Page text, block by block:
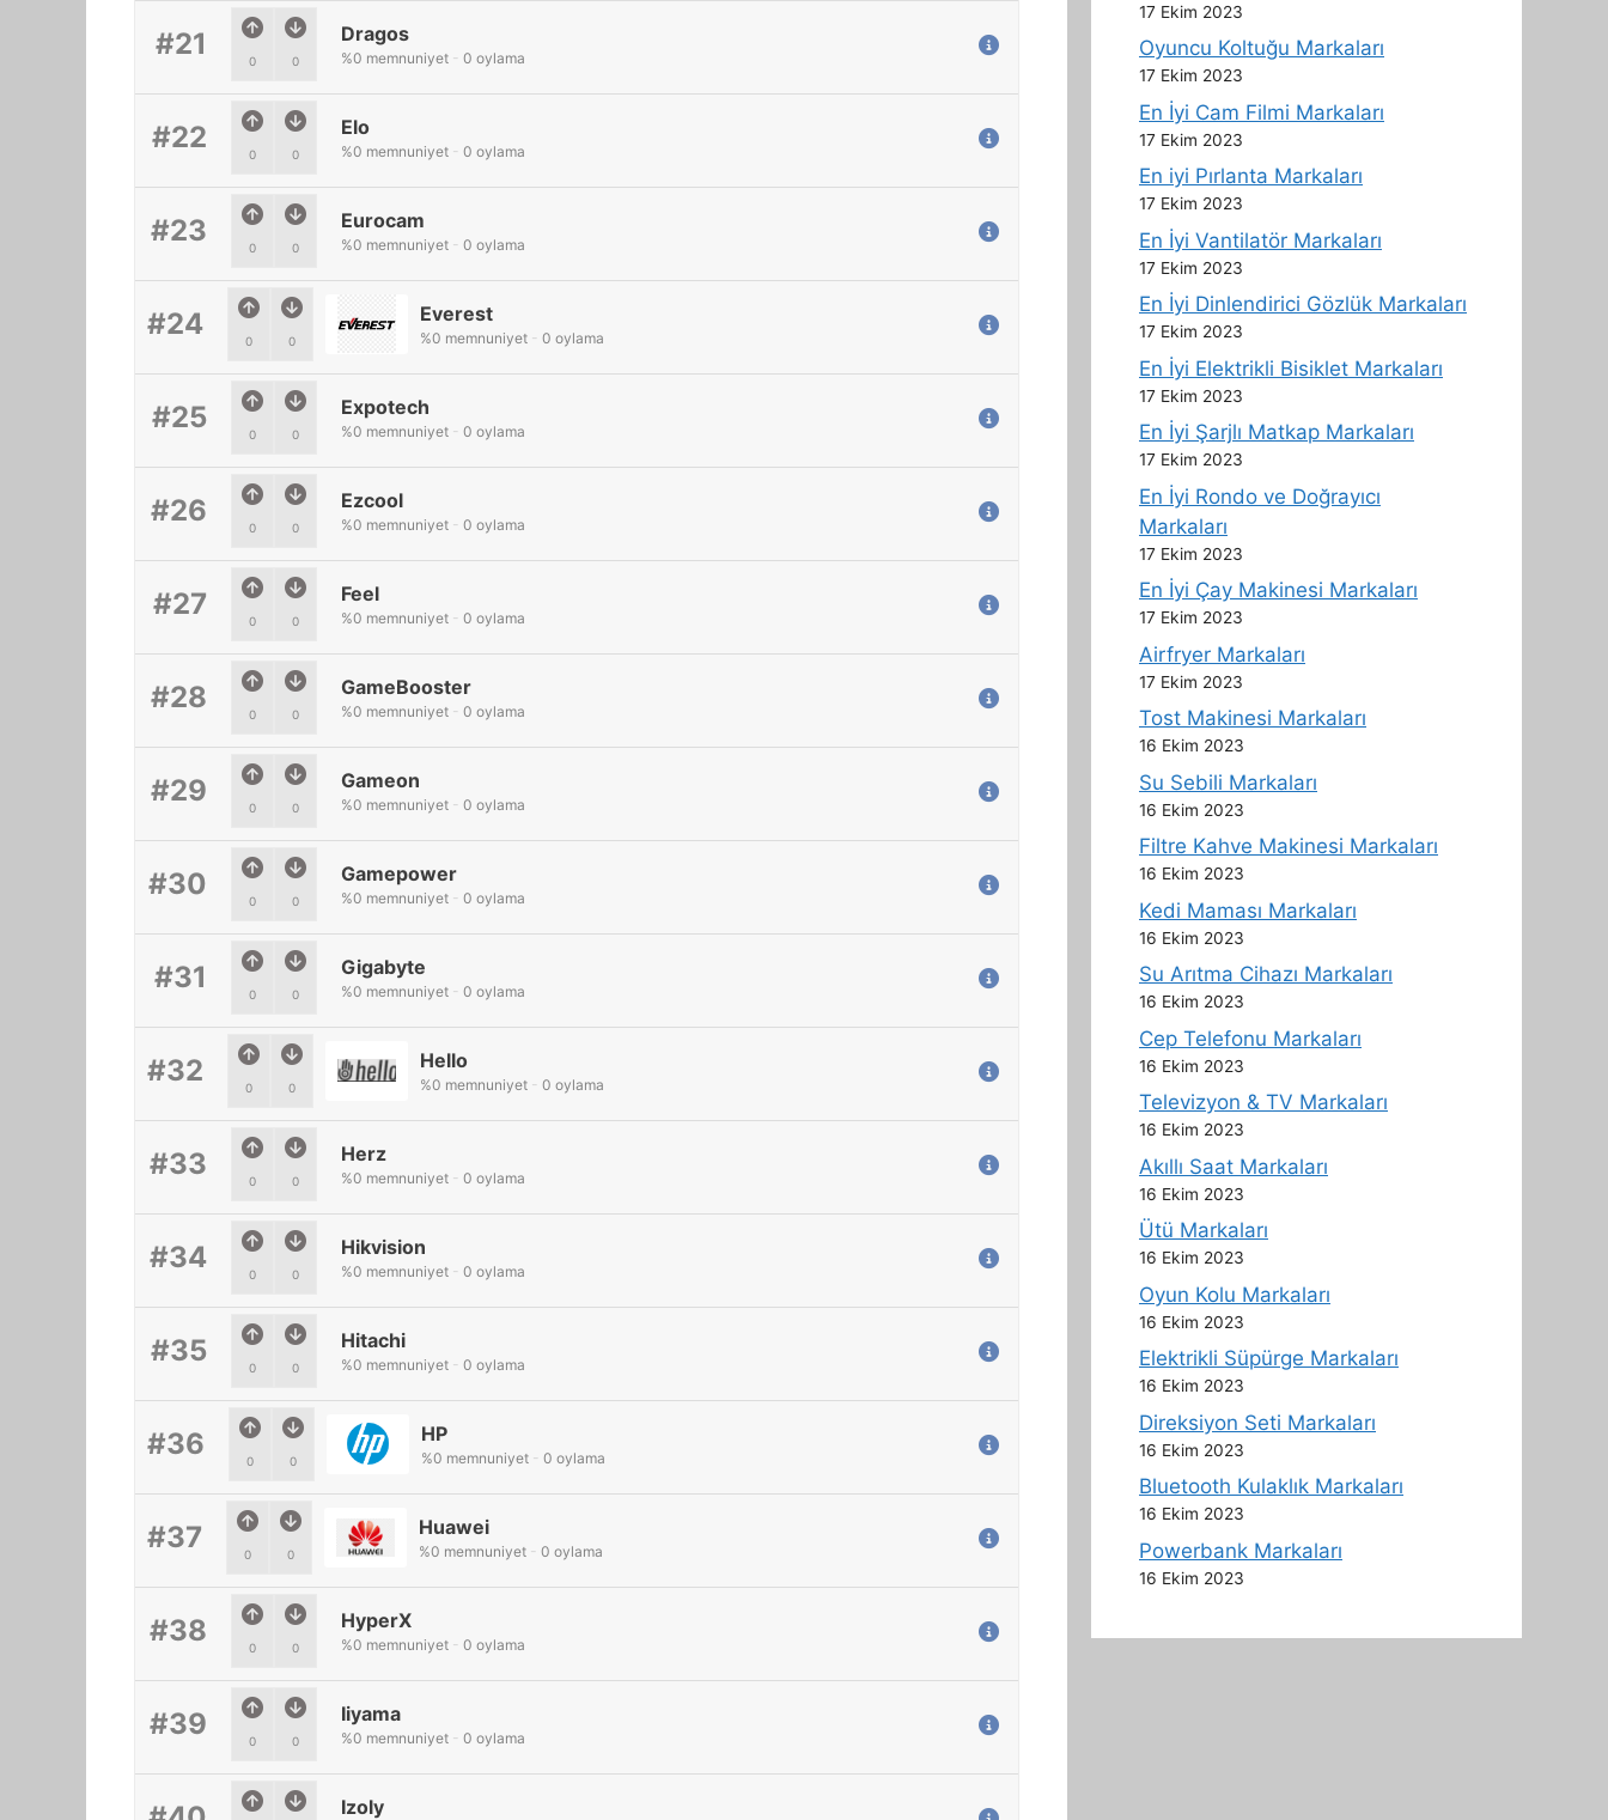
#21 0 0
Dragos
%0 memnuniyet - 0 oylama
#22 0 0
Elo
%0 memnuniyet - 0 oylama
#23 0 0
Eurocam
%0 memnuniyet - 0 oylama
#24 0 0
Everest
%0 memnuniyet - 0 oylama
#25 0 0
Expotech
%0 memnuniyet - 0 oylama
#26 0 0
Ezcool
%0 memnuniyet - 0 oylama
#27 0 0
Feel
%0 memnuniyet - 0 oylama
#28 0 0
GameBooster
%0 memnuniyet - 0 oylama
#29 0 0
Gameon
%0 memnuniyet - 0 oylama
#30 0 0
Gamepower
%0 memnuniyet - 0 oylama
#31 0 0
Gigabyte
%0 memnuniyet - 0 oylama
#32 0 0
Hello
%0 memnuniyet - 0 oylama
#33 0 0
Herz
%0 memnuniyet - 0 oylama
#34 0 0
Hikvision
%0 memnuniyet - 0 oylama
#35 0 0
Hitachi
%0 memnuniyet - 0 oylama
#36 0 0
HP
%0 memnuniyet - 0 oylama
#37 0 0
Huawei
%0 memnuniyet - 0 oylama
#38 0 0
HyperX
%0 memnuniyet - 0 oylama
#39 0 0
Iiyama
%0 memnuniyet - 0 oylama
Izoly
17 Ekim 2023
Oyuncu Koltuğu Markaları
17 Ekim 2023
En İyi Cam Filmi Markaları
17 Ekim 2023
En iyi Pırlanta Markaları
17 Ekim 2023
En İyi Vantilatör Markaları
17 Ekim 2023
En İyi Dinlendirici Gözlük Markaları
17 Ekim 2023
En İyi Elektrikli Bisiklet Markaları
17 Ekim 2023
En İyi Şarjlı Matkap Markaları
17 Ekim 2023
En İyi Rondo ve Doğrayıcı
Markaları
17 Ekim 2023
En İyi Çay Makinesi Markaları
17 Ekim 2023
Airfryer Markaları
17 Ekim 2023
Tost Makinesi Markaları
16 Ekim 2023
Su Sebili Markaları
16 Ekim 2023
Filtre Kahve Makinesi Markaları
16 Ekim 2023
Kedi Maması Markaları
16 Ekim 2023
Su Arıtma Cihazı Markaları
16 Ekim 2023
Cep Telefonu Markaları
16 Ekim 2023
Televizyon & TV Markaları
16 Ekim 2023
Akıllı Saat Markaları
16 Ekim 2023
Ütü Markaları
16 Ekim 2023
Oyun Kolu Markaları
16 Ekim 2023
Elektrikli Süpürge Markaları
16 Ekim 2023
Direksiyon Seti Markaları
16 Ekim 2023
Bluetooth Kulaklık Markaları
16 Ekim 2023
Powerbank Markaları
16 Ekim 2023